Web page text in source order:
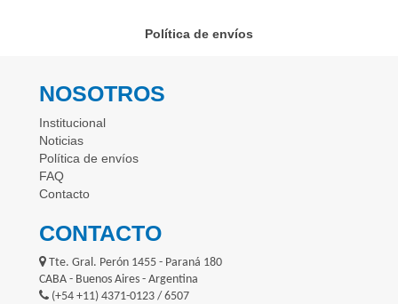
Política de envíos
NOSOTROS
Institucional
Noticias
Política de envíos
FAQ
Contacto
CONTACTO
Tte. Gral. Perón 1455 - Paraná 180
CABA - Buenos Aires - Argentina
(+54 +11) 4371-0123 / 6507